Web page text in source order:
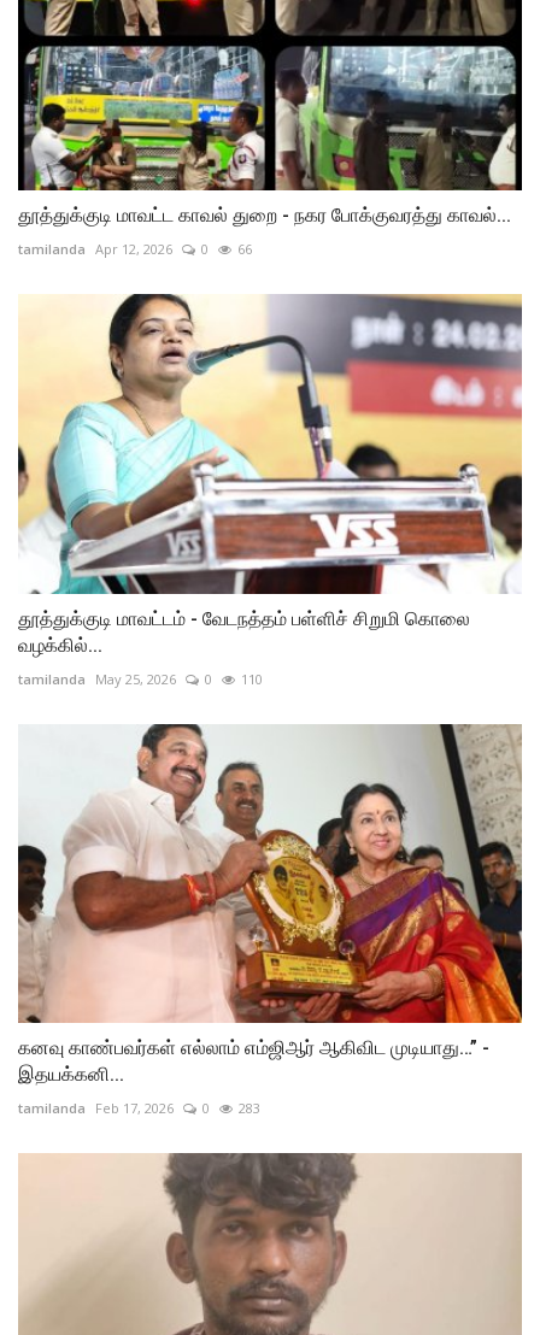
தூத்துக்குடி மாவட்ட காவல் துறை - நகர போக்குவரத்து காவல்...
tamilanda Apr 12, 2026 0 66
தூத்துக்குடி மாவட்டம் - வேடநத்தம் பள்ளிச் சிறுமி கொலை
வழக்கில்...
tamilanda May 25, 2026 0 110
கனவு காண்பவர்கள் எல்லாம் எம்ஜிஆர் ஆகிவிட முடியாது…” -
இதயக்கனி...
tamilanda Feb 17, 2026 0 283